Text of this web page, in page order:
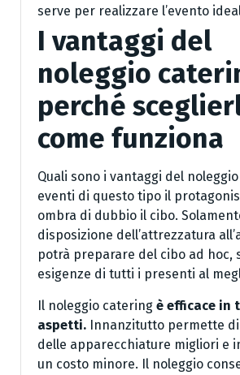
serve per realizzare l’evento
I vantaggi del
noleggio
perché
come funziona
Quali sono i vantaggi del
eventi di questo tipo il
ombra di dubbio il cibo.
disposizione dell’attrezzatura
potrà preparare del cibo ad hoc,
esigenze di tutti i presenti al
Il noleggio catering è efficace in
aspetti. Innanzitutto permette
delle apparecchiature migliori e
un costo minore. Il noleggio